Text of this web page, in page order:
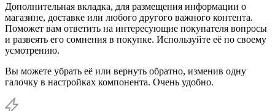
Дополнительная вкладка, для размещения информации о
магазине, доставке или любого другого важного контента.
Поможет вам ответить на интересующие покупателя вопросы
и развеять его сомнения в покупке. Используйте её по своему
усмотрению.
Вы можете убрать её или вернуть обратно, изменив одну
галочку в настройках компонента. Очень удобно.